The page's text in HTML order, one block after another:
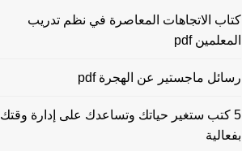
كتاب الاتجاهات المعاصرة في نظم تدريب
المعلمين pdf
رسائل ماجستير عن الهجرة pdf
5 كتب ستغير حياتك وتساعدك على إدارة وقتك
بفعالية